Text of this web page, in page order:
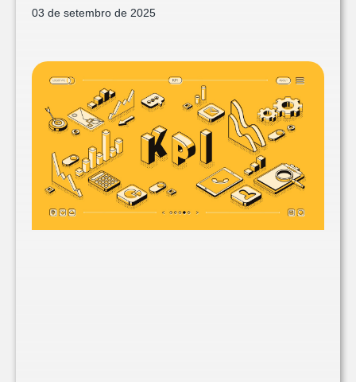
03 de setembro de 2025